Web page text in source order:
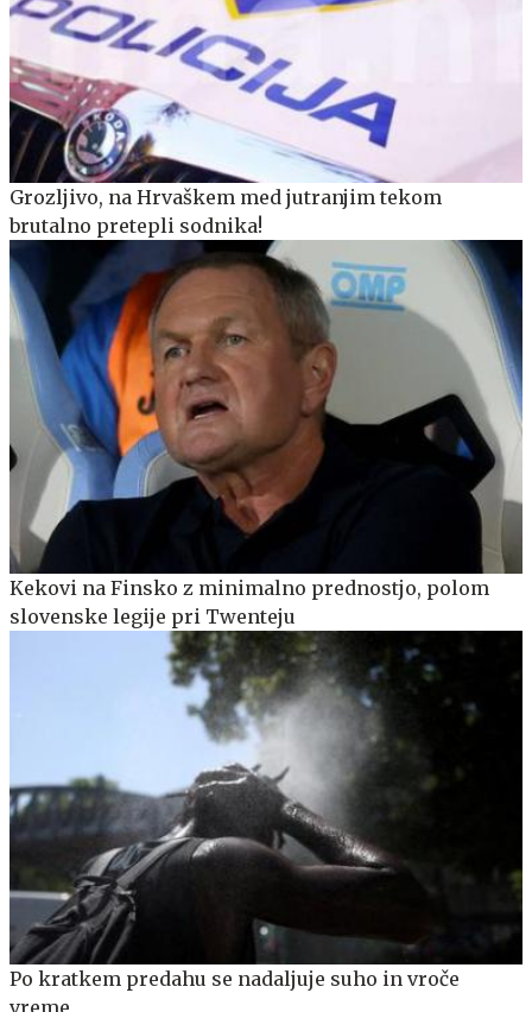
Grozljivo, na Hrvaškem med jutranjim tekom
brutalno pretepli sodnika!
Kekovi na Finsko z minimalno prednostjo, polom
slovenske legije pri Twenteju
Po kratkem predahu se nadaljuje suho in vroče
vreme